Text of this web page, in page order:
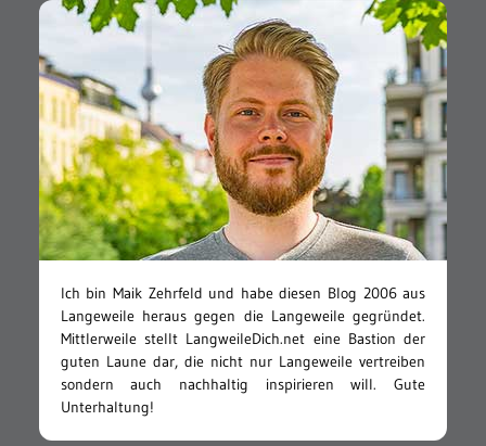
Ich bin Maik Zehrfeld und habe diesen Blog 2006 aus
Langeweile heraus gegen die Langeweile gegründet.
Mittlerweile stellt LangweileDich.net eine Bastion der
guten Laune dar, die nicht nur Langeweile vertreiben
sondern auch nachhaltig inspirieren will. Gute
Unterhaltung!